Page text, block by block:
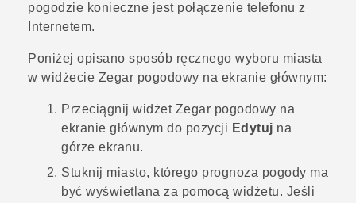
pogodzie konieczne jest połączenie telefonu z
Internetem.
Poniżej opisano sposób ręcznego wyboru miasta
w widżecie Zegar pogodowy na ekranie głównym:
Przeciągnij widżet Zegar pogodowy na
ekranie głównym do pozycji Edytuj na
górze ekranu.
Stuknij miasto, którego prognoza pogody ma
być wyświetlana za pomocą widżetu. Jeśli